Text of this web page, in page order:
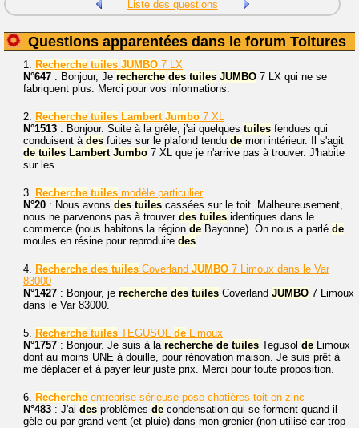
Liste des questions
Questions apparentées dans le forum Toitures
1. Recherche tuiles JUMBO 7 LX
N°647 : Bonjour, Je recherche des tuiles JUMBO 7 LX qui ne se
fabriquent plus. Merci pour vos informations.
2. Recherche tuiles Lambert Jumbo 7 XL
N°1513 : Bonjour. Suite à la grêle, j'ai quelques tuiles fendues qui
conduisent à des fuites sur le plafond tendu de mon intérieur. Il s'agit
de tuiles Lambert Jumbo 7 XL que je n'arrive pas à trouver. J'habite
sur les...
3. Recherche tuiles modèle particulier
N°20 : Nous avons des tuiles cassées sur le toit. Malheureusement,
nous ne parvenons pas à trouver des tuiles identiques dans le
commerce (nous habitons la région de Bayonne). On nous a parlé de
moules en résine pour reproduire des...
4. Recherche des tuiles Coverland JUMBO 7 Limoux dans le Var
83000
N°1427 : Bonjour, je recherche des tuiles Coverland JUMBO 7 Limoux
dans le Var 83000.
5. Recherche tuiles TEGUSOL de Limoux
N°1757 : Bonjour. Je suis à la recherche de tuiles Tegusol de Limoux
dont au moins UNE à douille, pour rénovation maison. Je suis prêt à
me déplacer et à payer leur juste prix. Merci pour toute proposition.
6. Recherche entreprise sérieuse pose chatières toit en zinc
N°483 : J'ai des problèmes de condensation qui se forment quand il
gèle ou par grand vent (et pluie) dans mon grenier (non utilisé car trop